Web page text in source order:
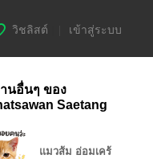
วิชลิสต์ เข้าสู่ระบบ
นอื่นๆ ของ
Saetang
แมวส้ม อ่อมเคร้